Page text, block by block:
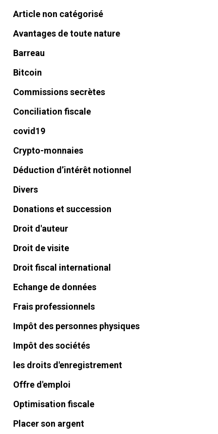
Article non catégorisé
Avantages de toute nature
Barreau
Bitcoin
Commissions secrètes
Conciliation fiscale
covid19
Crypto-monnaies
Déduction d’intérêt notionnel
Divers
Donations et succession
Droit d'auteur
Droit de visite
Droit fiscal international
Echange de données
Frais professionnels
Impôt des personnes physiques
Impôt des sociétés
les droits d'enregistrement
Offre d'emploi
Optimisation fiscale
Placer son argent